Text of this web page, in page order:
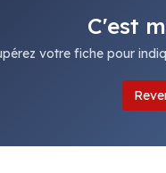
C'est
votre fiche pour